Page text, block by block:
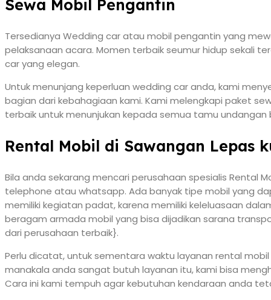
Sewa Mobil Pengantin
Tersedianya Wedding car atau mobil pengantin yang
pelaksanaan acara. Momen terbaik seumur hidup sekali
car yang elegan.
Untuk menunjang keperluan wedding car anda, kami
bagian dari kebahagiaan kami. Kami melengkapi paket
terbaik untuk menunjukan kepada semua tamu
Rental Mobil di Sawangan Lepas
Bila anda sekarang mencari perusahaan spesialis Rental
telephone atau whatsapp. Ada banyak tipe mobil yang
memiliki kegiatan padat, karena memiliki keleluasaan
beragam armada mobil yang bisa dijadikan sarana
dari perusahaan terbaik}.
Perlu dicatat, untuk sementara waktu layanan rental
manakala anda sangat butuh layanan itu, kami bisa
Cara ini kami tempuh agar kebutuhan kendaraan anda